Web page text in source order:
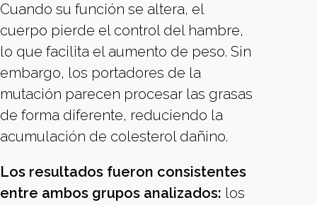
Cuando su función se altera, el
cuerpo pierde el control del hambre,
lo que facilita el aumento de peso. Sin
embargo, los portadores de la
mutación parecen procesar las grasas
de forma diferente, reduciendo la
acumulación de colesterol dañino.
Los resultados fueron consistentes
entre ambos grupos analizados: los